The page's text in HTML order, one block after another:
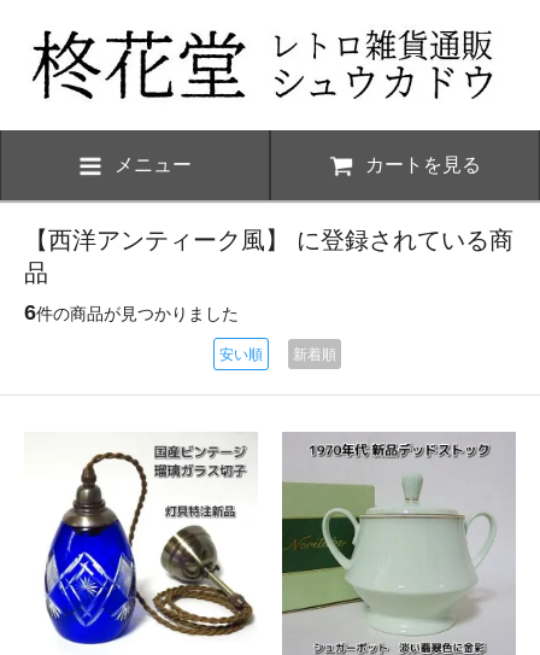
メニュー カートを見る
【西洋アンティーク風】 に登録されている商
品
6件の商品が見つかりました
安い順 新着順